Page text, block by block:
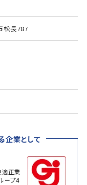
松長787
企業として
適正業
ープ4